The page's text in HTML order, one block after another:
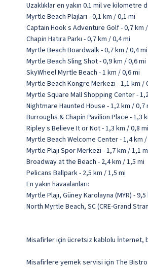
Uzaklıklar en yakın 0.1 mil ve
Myrtle Beach Plajları - 0,1 km / 0,1 mi
Captain Hook s Adventure Golf - 0,7 km
Chapin Hatıra Parkı - 0,7 km / 0,4 mi
Myrtle Beach Boardwalk - 0,7 km / 0,4 mi
Myrtle Beach Sling Shot - 0,9 km / 0,6 mi
SkyWheel Myrtle Beach - 1 km / 0,6 mi
Myrtle Beach Kongre Merkezi - 1,1 km /
Myrtle Square Mall Shopping Center -
Nightmare Haunted House - 1,2 km / 0,7
Burroughs & Chapin Pavilion Place - 1,3
Ripley s Believe It or Not - 1,3 km / 0,8 mi
Myrtle Beach Welcome Center - 1,4 km /
Myrtle Plajı Spor Merkezi - 1,7 km / 1,1
Broadway at the Beach - 2,4 km / 1,5 mi
Pelicans Ballpark - 2,5 km / 1,5 mi
En yakın havaalanları:
Myrtle Plajı, Güney Karolayna (MYR) -
North Myrtle Beach, SC (CRE-Grand
Misafirler için ücretsiz kablolu İnternet,
Misafirlere yemek servisi için The